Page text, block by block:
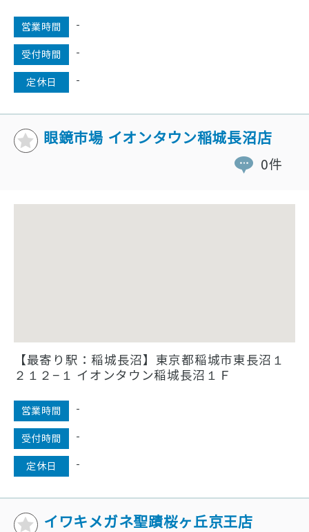
営業時間 -
受付時間 -
定休日 -
眼鏡市場 イオンタウン稲城長沼店
0件
【最寄り駅：稲城長沼】東京都稲城市東長沼１
２１２−１ イオンタウン稲城長沼１Ｆ
営業時間 -
受付時間 -
定休日 -
イワキメガネ聖蹟桜ヶ丘京王店